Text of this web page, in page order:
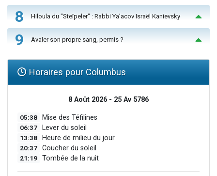
8 Hiloula du "Steïpeler" : Rabbi Ya’acov Israël Kanievsky
9 Avaler son propre sang, permis ?
Horaires pour Columbus
8 Août 2026 - 25 Av 5786
05:38 Mise des Téfilines
06:37 Lever du soleil
13:38 Heure de milieu du jour
20:37 Coucher du soleil
21:19 Tombée de la nuit